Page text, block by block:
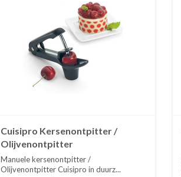
Cuisipro Kersenontpitter /
Olijvenontpitter
Manuele kersenontpitter /
Olijvenontpitter Cuisipro in duurz...